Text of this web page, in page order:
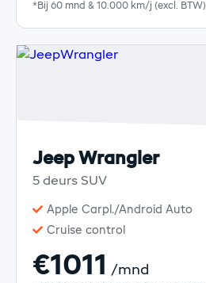
*Bij 60 mnd & 10.000 km/j (excl. BTW)
Jeep Wrangler
5 deurs SUV
Apple Carpl./Android Auto
Cruise control
€1011 /mnd